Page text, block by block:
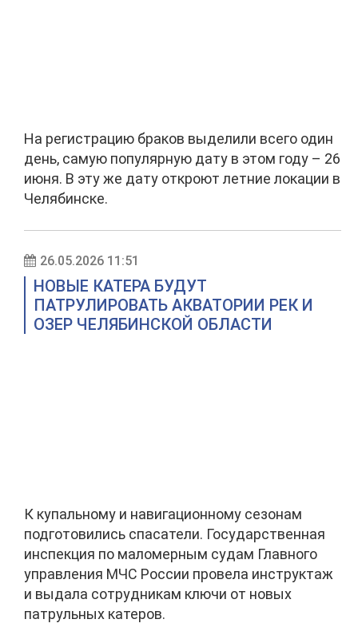
На регистрацию браков выделили всего один
день, самую популярную дату в этом году – 26
июня. В эту же дату откроют летние локации в
Челябинске.
26.05.2026 11:51
НОВЫЕ КАТЕРА БУДУТ
ПАТРУЛИРОВАТЬ АКВАТОРИИ РЕК И
ОЗЕР ЧЕЛЯБИНСКОЙ ОБЛАСТИ
К купальному и навигационному сезонам
подготовились спасатели. Государственная
инспекция по маломерным судам Главного
управления МЧС России провела инструктаж
и выдала сотрудникам ключи от новых
патрульных катеров.